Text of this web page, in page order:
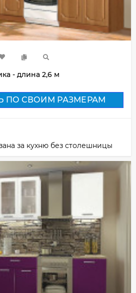
- длина 2,6 м
ПО СВОИМ РАЗМЕРАМ
за кухню без столешницы